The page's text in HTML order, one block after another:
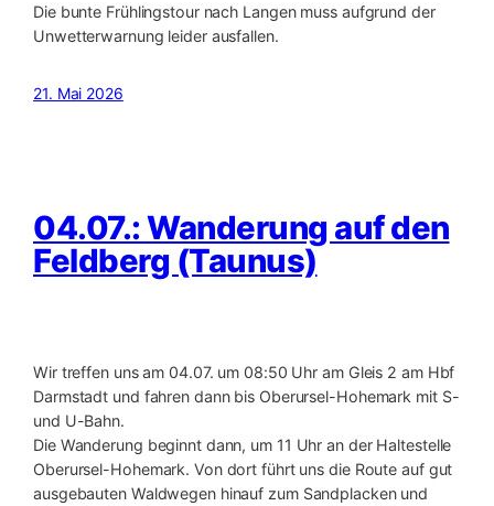
Die bunte Frühlingstour nach Langen muss aufgrund der
Unwetterwarnung leider ausfallen.
21. Mai 2026
04.07.: Wanderung auf den
Feldberg (Taunus)
Wir treffen uns am 04.07. um 08:50 Uhr am Gleis 2 am Hbf
Darmstadt und fahren dann bis Oberursel-Hohemark mit S-
und U-Bahn.
Die Wanderung beginnt dann, um 11 Uhr an der Haltestelle
Oberursel-Hohemark. Von dort führt uns die Route auf gut
ausgebauten Waldwegen hinauf zum Sandplacken und